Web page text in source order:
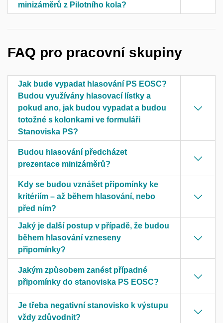
minizáměrů z Pilotního kola?
FAQ pro pracovní skupiny
Jak bude vypadat hlasování PS EOSC?
Budou využívány hlasovací lístky a
pokud ano, jak budou vypadat a budou
totožné s kolonkami ve formuláři
Stanoviska PS?
Budou hlasování předcházet
prezentace minizáměrů?
Kdy se budou vznášet připomínky ke
kritériím – až během hlasování, nebo
před ním?
Jaký je další postup v případě, že budou
během hlasování vzneseny
připomínky?
Jakým způsobem zanést případné
připomínky do stanoviska PS EOSC?
Je třeba negativní stanovisko k výstupu
vždy zdůvodnit?